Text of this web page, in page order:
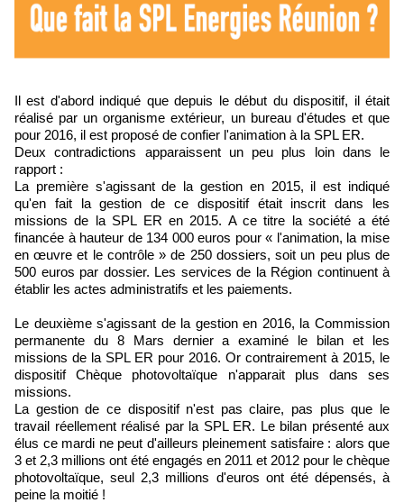
Il est d'abord indiqué que depuis le début du dispositif, il était
réalisé par un organisme extérieur, un bureau d'études et que
pour 2016, il est proposé de confier l'animation à la SPL ER.
Deux contradictions apparaissent un peu plus loin dans le
rapport :
La première s'agissant de la gestion en 2015, il est indiqué
qu'en fait la gestion de ce dispositif était inscrit dans les
missions de la SPL ER en 2015. A ce titre la société a été
financée à hauteur de 134 000 euros pour « l'animation, la mise
en œuvre et le contrôle » de 250 dossiers, soit un peu plus de
500 euros par dossier. Les services de la Région continuent à
établir les actes administratifs et les paiements.
Le deuxième s'agissant de la gestion en 2016, la Commission
permanente du 8 Mars dernier a examiné le bilan et les
missions de la SPL ER pour 2016. Or contrairement à 2015, le
dispositif Chèque photovoltaïque n'apparait plus dans ses
missions.
La gestion de ce dispositif n'est pas claire, pas plus que le
travail réellement réalisé par la SPL ER. Le bilan présenté aux
élus ce mardi ne peut d'ailleurs pleinement satisfaire : alors que
3 et 2,3 millions ont été engagés en 2011 et 2012 pour le chèque
photovoltaïque, seul 2,3 millions d'euros ont été dépensés, à
peine la moitié !